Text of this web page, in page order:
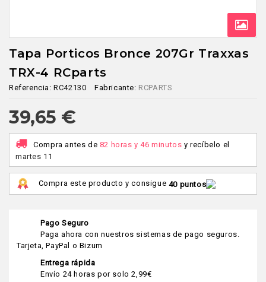
Tapa Porticos Bronce 207Gr Traxxas
TRX-4 RCparts
Referencia: RC42130 Fabricante: RCPARTS
39,65 €
Compra antes de 82 horas y 46 minutos y recíbelo el
martes 11
Compra este producto y consigue 40 puntos
Pago Seguro
Paga ahora con nuestros sistemas de pago seguros.
Tarjeta, PayPal o Bizum
Entrega rápida
Envío 24 horas por solo 2,99€